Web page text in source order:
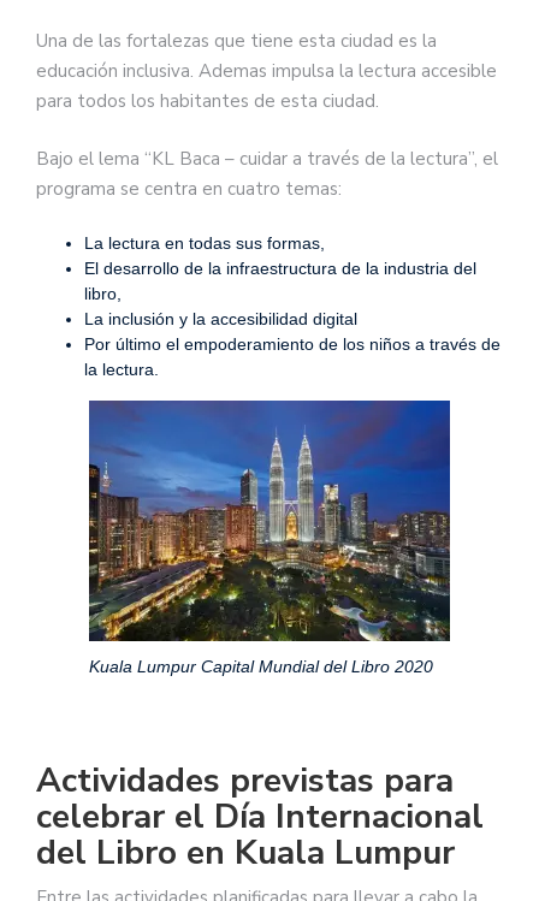
Una de las fortalezas que tiene esta ciudad es la
educación inclusiva. Ademas impulsa la lectura accesible
para todos los habitantes de esta ciudad.
Bajo el lema “KL Baca – cuidar a través de la lectura”, el
programa se centra en cuatro temas:
La lectura en todas sus formas,
El desarrollo de la infraestructura de la industria del
libro,
La inclusión y la accesibilidad digital
Por último el empoderamiento de los niños a través de
la lectura.
Kuala Lumpur Capital Mundial del Libro 2020
Actividades previstas para
celebrar el Día Internacional
del Libro en Kuala Lumpur